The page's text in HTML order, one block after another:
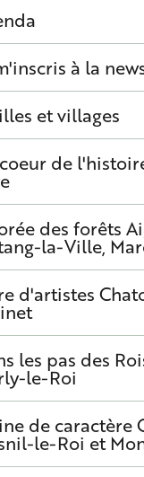
à la
et villages
de
des forêts
la-Ville,
d'artistes
les pas des
le-Roi
de caractère
le-Roi et
Germain Boucles de
)